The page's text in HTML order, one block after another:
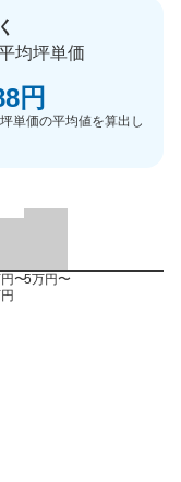
均坪単価
円
単価の平均値を算出し
〜5万円〜